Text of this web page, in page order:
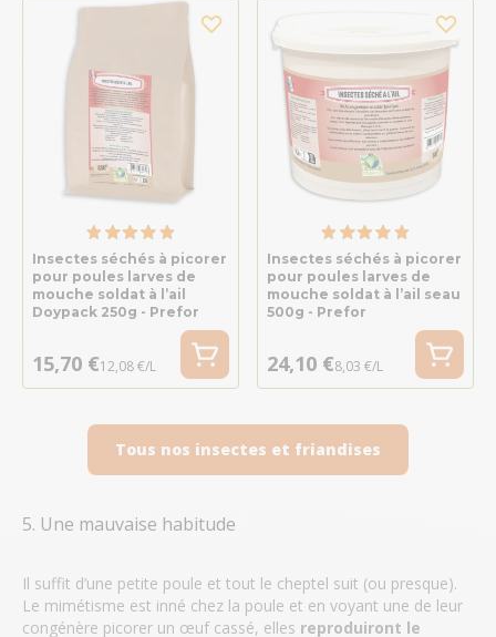
Insectes séchés à picorer
pour poules larves de
mouche soldat à l’ail
Doypack 250g - Prefor
15,70 €12,08 €/L
Insectes séchés à picorer
pour poules larves de
mouche soldat à l’ail seau
500g - Prefor
24,10 €8,03 €/L
Tous nos insectes et friandises
5. Une mauvaise habitude
Il suffit d’une petite poule et tout le cheptel suit (ou presque).
Le mimétisme est inné chez la poule et en voyant une de leur
congénère picorer un œuf cassé, elles reproduiront le